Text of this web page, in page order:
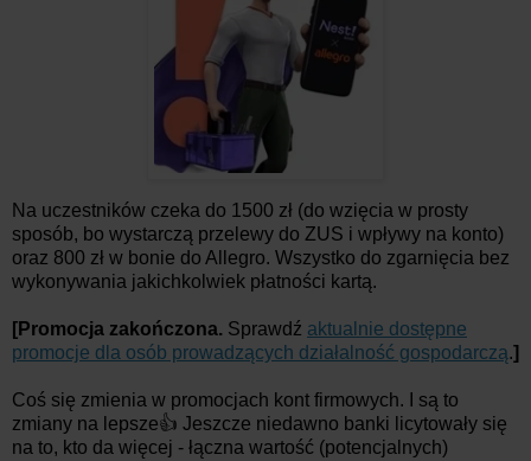
Na uczestników czeka do 1500 zł (do wzięcia w prosty
sposób, bo wystarczą przelewy do ZUS i wpływy na konto)
oraz 800 zł w bonie do Allegro. Wszystko do zgarnięcia bez
wykonywania jakichkolwiek płatności kartą.
[Promocja zakończona. Sprawdź aktualnie dostępne
promocje dla osób prowadzących działalność gospodarczą.]
Coś się zmienia w promocjach kont firmowych. I są to
zmiany na lepsze👍 Jeszcze niedawno banki licytowały się
na to, kto da więcej - łączna wartość (potencjalnych)